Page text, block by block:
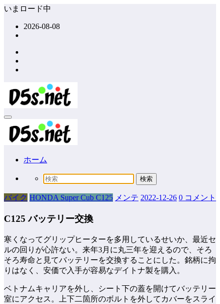
コ
ッ
プ
いまロード中
2026-08-08
ホーム
バイク HONDA Super Cub C125 メンテ 2022-12-26 0 コメント
C125 バッテリー交換
寒くなってグリップヒーターを多用しているせいか、最近セ
ルの回りが心許ない。来年3月に丸三年を迎えるので、そろ
そろ寿命と見てバッテリーを交換することにした。銘柄に拘
りはなく、安価で入手が容易なデイトナ製を購入。
ベトナムキャリアを外し、シート下の蓋を開けてバッテリー
室にアクセス。上下二箇所のボルトを外してカバーをスライ